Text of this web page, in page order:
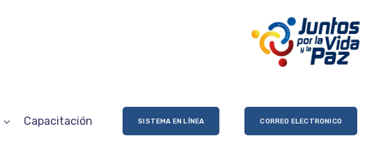
Capacitación SISTEMA EN LÍNEA CORREO ELECTRONICO